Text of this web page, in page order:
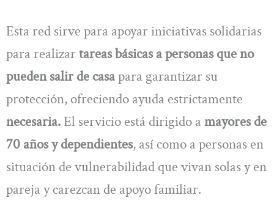
Esta red sirve para apoyar iniciativas solidarias
para realizartareas básicas a personas que no
pueden salir de casapara garantizar su
protección, ofreciendo ayuda estrictamente
necesaria.El servicio está dirigido a mayores de
70 años y dependientes, así como a personas en
situación de vulnerabilidad que vivan solas y en
pareja y carezcan de apoyo familiar.